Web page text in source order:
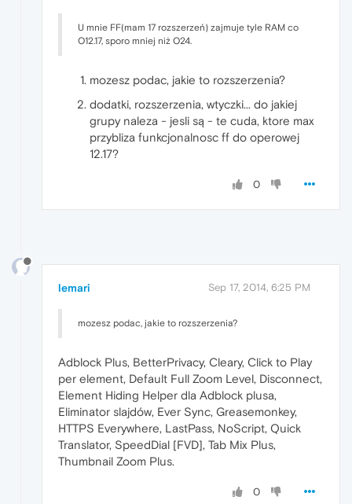
U mnie FF(mam 17 rozszerzeń) zajmuje tyle RAM co
O12.17, sporo mniej niż O24.
mozesz podac, jakie to rozszerzenia?
dodatki, rozszerzenia, wtyczki... do jakiej
grupy naleza - jesli są - te cuda, ktore max
przybliza funkcjonalnosc ff do operowej
12.17?
0
lemari Sep 17, 2014, 6:25 PM
mozesz podac, jakie to rozszerzenia?
Adblock Plus, BetterPrivacy, Cleary, Click to Play
per element, Default Full Zoom Level, Disconnect,
Element Hiding Helper dla Adblock plusa,
Eliminator slajdów, Ever Sync, Greasemonkey,
HTTPS Everywhere, LastPass, NoScript, Quick
Translator, SpeedDial [FVD], Tab Mix Plus,
Thumbnail Zoom Plus.
0